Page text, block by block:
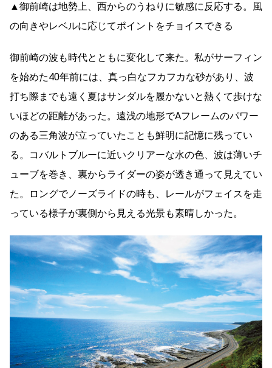
▲御前崎は地勢上、西からのうねりに敏感に反応する。風
の向きやレベルに応じてポイントをチョイスできる
御前崎の波も時代とともに変化して来た。私がサーフィン
を始めた40年前には、真っ白なフカフカな砂があり、波
打ち際までも遠く夏はサンダルを履かないと熱くて歩けな
いほどの距離があった。遠浅の地形でAフレームのパワー
のある三角波が立っていたことも鮮明に記憶に残ってい
る。コバルトブルーに近いクリアーな水の色、波は薄いチ
ューブを巻き、裏からライダーの姿が透き通って見えてい
た。ロングでノーズライドの時も、レールがフェイスを走
っている様子が裏側から見える光景も素晴しかった。